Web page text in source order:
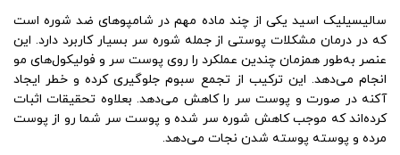
سالیسیلیک اسید یکی از چند ماده مهم در شامپوهای ضد شوره است
که در درمان مشکلات پوستی از جمله شوره سر بسیار کاربرد دارد. این
عنصر به‌طور همزمان چندین عملکرد را روی پوست سر و فولیکول‌های مو
انجام می‌دهد. این ترکیب از تجمع سبوم جلوگیری کرده و خطر ایجاد
آکنه در صورت و پوست سر را کاهش می‌دهد. بعلاوه تحقیقات اثبات
کرده‌اند که موجب کاهش شوره سر شده و پوست سر شما رو از پوست
مرده و پوسته پوسته شدن نجات می‌دهد.